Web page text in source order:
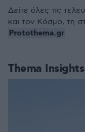
Thema Insights
Δείτε όλες τις
και τον Κόσμο, τη
Protothema.gr